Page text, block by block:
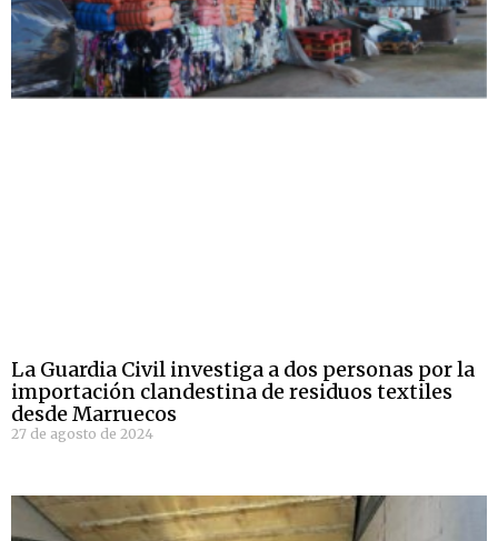
La Guardia Civil investiga a dos personas por la
importación clandestina de residuos textiles
desde Marruecos
27 de agosto de 2024